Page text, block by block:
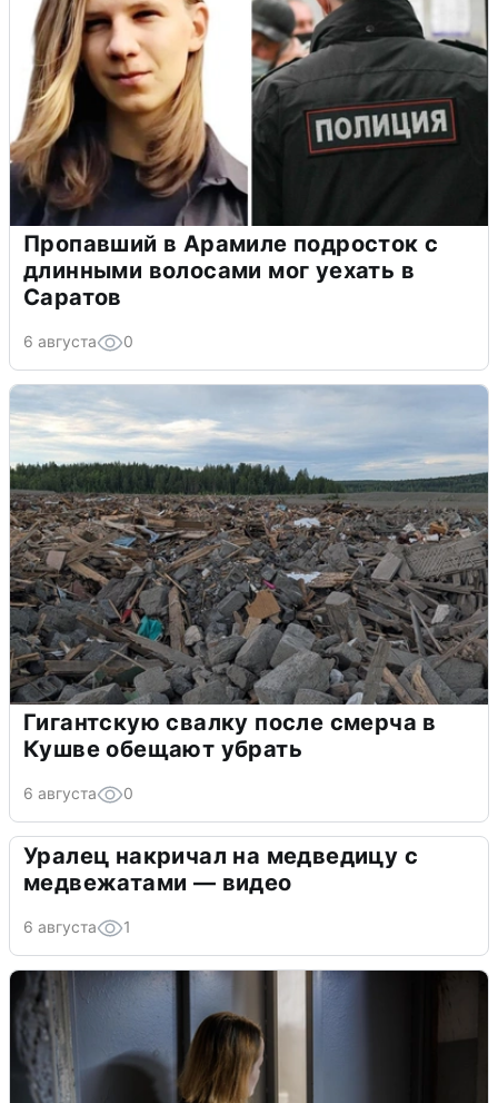
Пропавший в Арамиле подросток с
длинными волосами мог уехать в
Саратов
6 августа 0
Гигантскую свалку после смерча в
Кушве обещают убрать
6 августа 0
Уралец накричал на медведицу с
медвежатами — видео
6 августа 1